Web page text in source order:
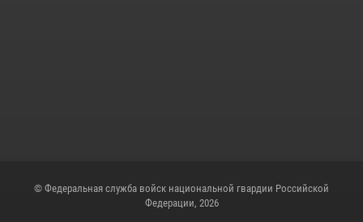
© Федеральная служба войск национальной гвардии Российской
Федерации, 2026